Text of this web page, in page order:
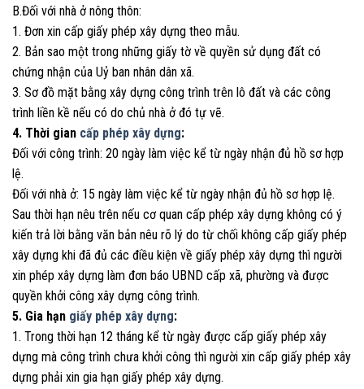
B.Đối với nhà ở nông thôn:
1. Đơn xin cấp giấy phép xây dựng theo mẫu.
2. Bản sao một trong những giấy tờ về quyền sử dụng đất có
chứng nhận của Uỷ ban nhân dân xã.
3. Sơ đồ mặt bằng xây dựng công trình trên lô đất và các công
trình liền kề nếu có do chủ nhà ở đó tự vẽ.
4. Thời gian cấp phép xây dựng:
Đối với công trình: 20 ngày làm việc kể từ ngày nhận đủ hồ sơ hợp
lệ.
Đối với nhà ở: 15 ngày làm việc kể từ ngày nhận đủ hồ sơ hợp lệ.
Sau thời hạn nêu trên nếu cơ quan cấp phép xây dựng không có ý
kiến trả lời bằng văn bản nêu rõ lý do từ chối không cấp giấy phép
xây dựng khi đã đủ các điều kiện về giấy phép xây dựng thì người
xin phép xây dựng làm đơn báo UBND cấp xã, phường và được
quyền khởi công xây dựng công trình.
5. Gia hạn giấy phép xây dựng:
1. Trong thời hạn 12 tháng kể từ ngày được cấp giấy phép xây
dựng mà công trình chưa khởi công thì người xin cấp giấy phép xây
dựng phải xin gia hạn giấy phép xây dựng.